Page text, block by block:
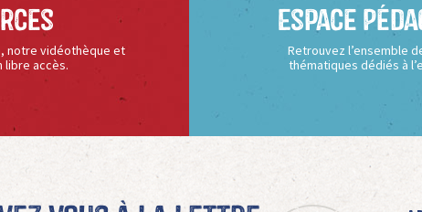
notre vidéothèque et
libre accès.
Espace
Retrouvez l’ensemble
thématiques dédiés à